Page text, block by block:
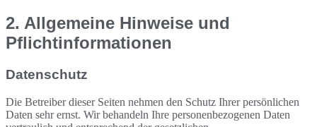
2. Allgemeine Hinweise und
Pflichtinformationen
Datenschutz
Die Betreiber dieser Seiten nehmen den Schutz Ihrer persönlichen
Daten sehr ernst. Wir behandeln Ihre personenbezogenen Daten